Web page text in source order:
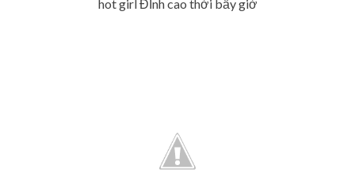
hot girl ĐỈnh cao thời bấy giờ